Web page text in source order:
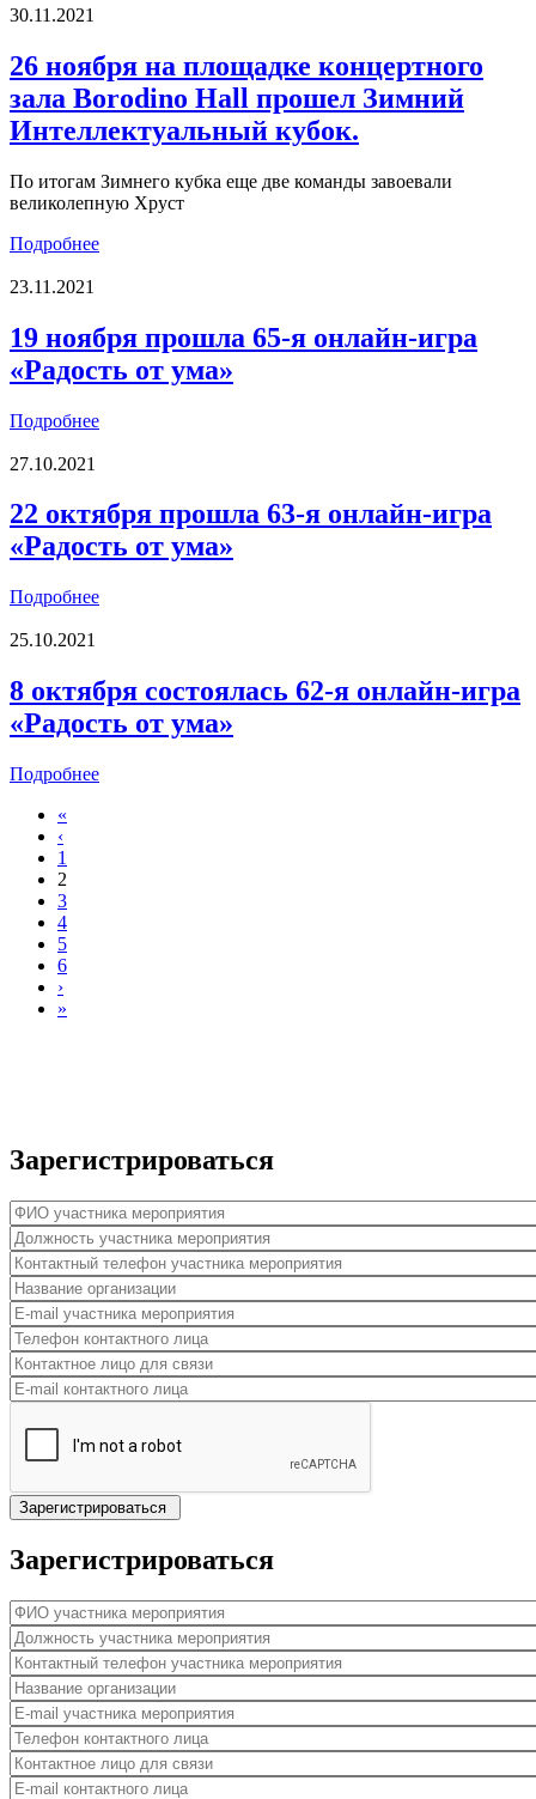
30.11.2021
26 ноября на площадке концертного
зала Borodino Hall прошел Зимний
Интеллектуальный кубок.
По итогам Зимнего кубка еще две команды завоевали
великолепную Хруст
Подробнее
23.11.2021
19 ноября прошла 65-я онлайн-игра
«Радость от ума»
Подробнее
27.10.2021
22 октября прошла 63-я онлайн-игра
«Радость от ума»
Подробнее
25.10.2021
8 октября состоялась 62-я онлайн-игра
«Радость от ума»
Подробнее
Страницы
«
‹
1
2
3
4
5
6
›
»
Зарегистрироваться
ФИО участника мероприятия
Должность участника мероприятия
Контактный телефон участника мероприятия
Название организации
E-mail участника мероприятия
Телефон контактного лица
Контактное лицо для связи
E-mail контактного лица
Зарегистрироваться
ФИО участника мероприятия
Должность участника мероприятия
Контактный телефон участника мероприятия
Название организации
E-mail участника мероприятия
Телефон контактного лица
Контактное лицо для связи
E-mail контактного лица